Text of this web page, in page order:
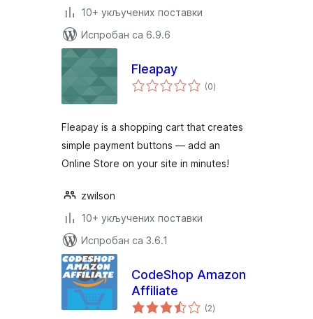
10+ укључених поставки
Испробан са 6.9.6
Fleapay
(0укупних
оцена
)
Fleapay is a shopping cart that creates
simple payment buttons — add an
Online Store on your site in minutes!
zwilson
10+ укључених поставки
Испробан са 3.6.1
CodeShop Amazon
Affiliate
(2укупних
оцена
)